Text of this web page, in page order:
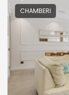
CHAMBERI